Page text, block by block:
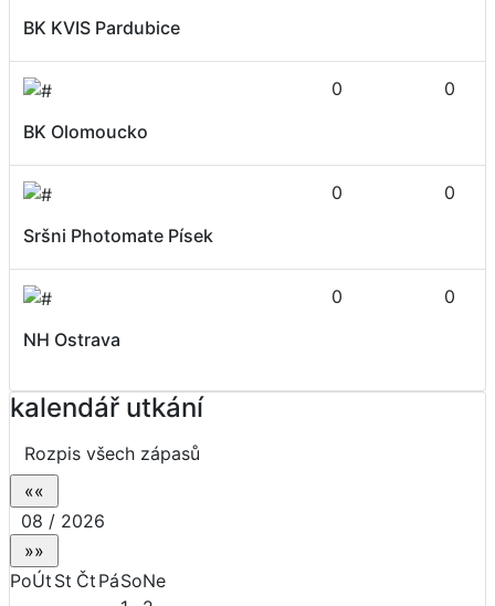
BK KVIS Pardubice
BK Olomoucko
0 0
Sršni Photomate Písek
0 0
NH Ostrava
0 0
kalendář utkání
Rozpis všech zápasů
08 / 2026
PoÚt St Čt PáSoNe